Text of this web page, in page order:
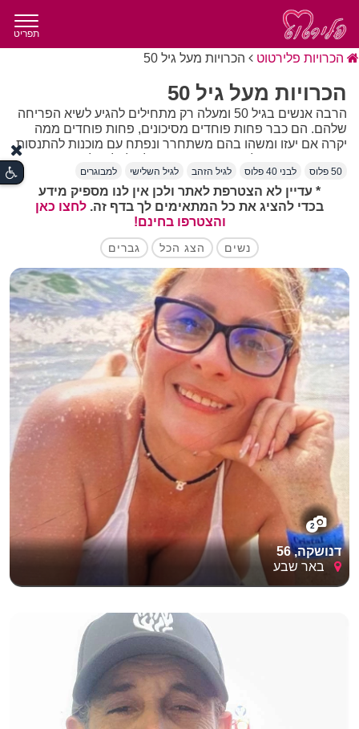
תפריט
הכרויות פלירטוט הכרויות מעל גיל 50
הכרויות מעל גיל 50
הרבה אנשים בגיל 50 ומעלה רק מתחילים להגיע לשיא הפריחה
שלהם. הם כבר פחות פוחדים מסיכונים, פחות פוחדים ממה
יקרה אם יעזו ומשהו בהם משתחרר ונפתח עם מוכנות להתנסות
ליצור הכרויות מעל גיל 50 מלאות בתעוזה והתרגשות. כאן
בקטגוריית הכרות מעל גיל 50 תמצאו מבחר נשים וגברים
שעברו את העשור החמישי בחייהם ומוכנים לקשר.
50 פלוס לבני 40 פלוס לגיל הזהב לגיל השלישי למבוגרים
* עדיין לא הצטרפת לאתר ולכן אין לנו מספיק מידע
בכדי להציג את כל המתאימים לך בדף זה. לחצו כאן
והצטרפו בחינם!
נשים הצג הכל גברים
2
דנושקה, 56
באר שבע